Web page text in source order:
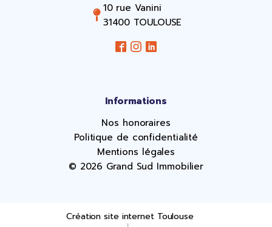
10 rue Vanini
31400 TOULOUSE
Informations
Nos honoraires
Politique de confidentialité
Mentions légales
© 2026 Grand Sud Immobilier
Création site internet Toulouse